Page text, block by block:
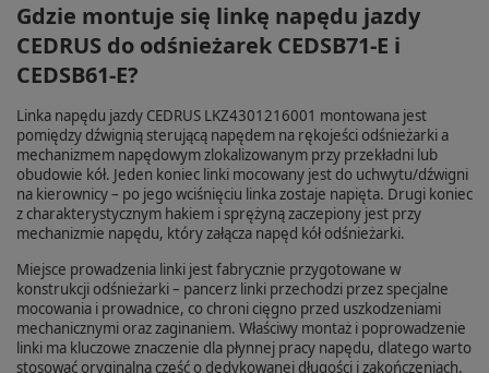
Gdzie montuje się linkę napędu jazdy
CEDRUS do odśnieżarek CEDSB71-E i
CEDSB61-E?
Linka napędu jazdy CEDRUS LKZ4301216001 montowana jest
pomiędzy dźwignią sterującą napędem na rękojeści odśnieżarki a
mechanizmem napędowym zlokalizowanym przy przekładni lub
obudowie kół. Jeden koniec linki mocowany jest do uchwytu/dźwigni
na kierownicy – po jego wciśnięciu linka zostaje napięta. Drugi koniec
z charakterystycznym hakiem i sprężyną zaczepiony jest przy
mechanizmie napędu, który załącza napęd kół odśnieżarki.
Miejsce prowadzenia linki jest fabrycznie przygotowane w
konstrukcji odśnieżarki – pancerz linki przechodzi przez specjalne
mocowania i prowadnice, co chroni cięgno przed uszkodzeniami
mechanicznymi oraz zaginaniem. Właściwy montaż i poprowadzenie
linki ma kluczowe znaczenie dla płynnej pracy napędu, dlatego warto
stosować oryginalną część o dedykowanej długości i zakończeniach.